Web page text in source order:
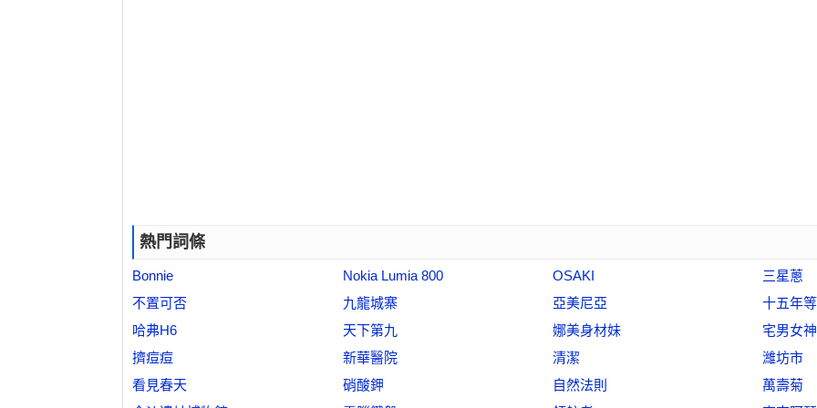
熱門詞條
Bonnie Nokia Lumia 800 OSAKI
三星蔥
不置可否
九龍城寨 亞美尼亞
十五年
哈弗H6
天下第九 娜美身材妹
宅男女神
擠痘痘
新華醫院 清潔
濰坊市
看見春天
硝酸鉀 自然法則
萬壽菊